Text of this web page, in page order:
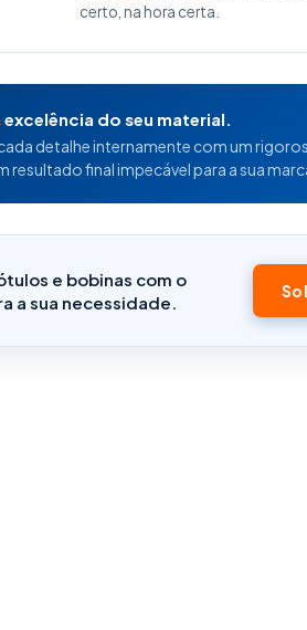
certo, na hora certa.
do seu material.
detalhe internamente com um
resultado final impecável para a sua
e bobinas com o
a sua necessidade.